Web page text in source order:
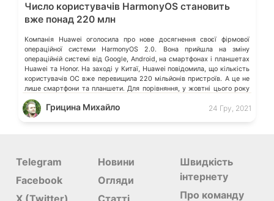
Число користувачів HarmonyOS становить
вже понад 220 млн
Компанія Huawei оголосила про нове досягнення своєї фірмової
операційної системи HarmonyOS 2.0. Вона прийшла на зміну
операційній системі від Google, Android, на смартфонах і планшетах
Huawei та Honor. На заході у Китаї, Huawei повідомила, що кількість
користувачів ОС вже перевищила 220 мільйонів пристроїв. А це не
лише смартфони та планшети. Для порівняння, у жовтні цього року
[…]
Грицина Михайло 24 Гру, 2021
Telegram
Facebook
X (Twitter)
Новини
Огляди
Статті
Швидкість
інтернету
Про команду